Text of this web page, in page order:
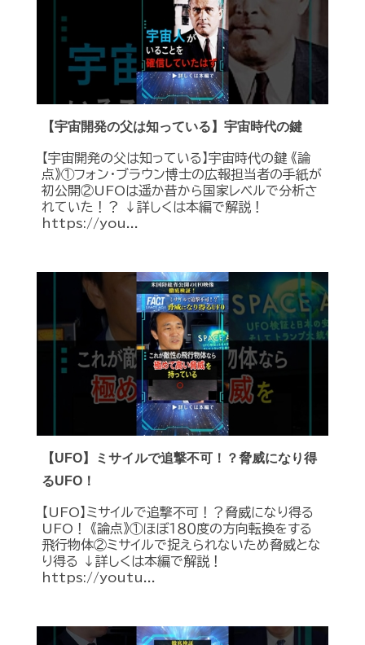
【宇宙開発の父は知っている】宇宙時代の鍵
【宇宙開発の父は知っている】宇宙時代の鍵 《論
点》①フォン・ブラウン博士の広報担当者の手紙が
初公開②UFOは遥か昔から国家レベルで分析さ
れていた！？ ↓詳しくは本編で解説！
https://you...
【UFO】ミサイルで追撃不可！？脅威になり得
るUFO！
【UFO】ミサイルで追撃不可！？脅威になり得る
UFO！ 《論点》①ほぼ１８０度の方向転換をする
飛行物体②ミサイルで捉えられないため脅威とな
り得る ↓詳しくは本編で解説！
https://youtu...